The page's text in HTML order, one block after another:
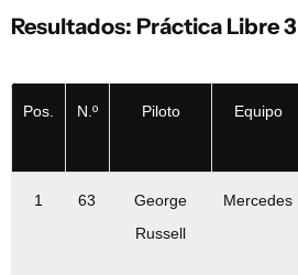
Resultados: Práctica Libre 3
Pos. N.º Piloto Equipo
1 63
George
Russell
Mercedes